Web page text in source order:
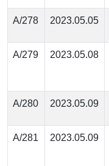
А/278 2023.05.05
А/279 2023.05.08
А/280 2023.05.09
А/281 2023.05.09